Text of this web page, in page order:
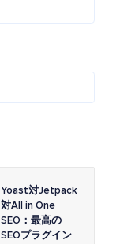
Yoast対Jetpack
対All in One
SEO：最高の
SEOプラグイン